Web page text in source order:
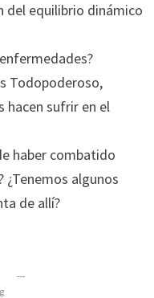
del equilibrio dinámico
Todopoderoso,
hacen sufrir en el
haber combatido
algunos
de allí?